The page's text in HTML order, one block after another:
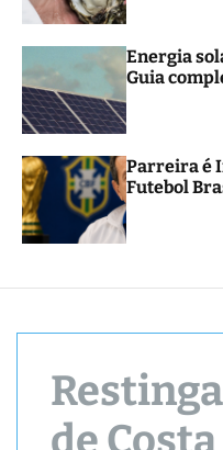
Energia
Guia
Parreira é
Futebol